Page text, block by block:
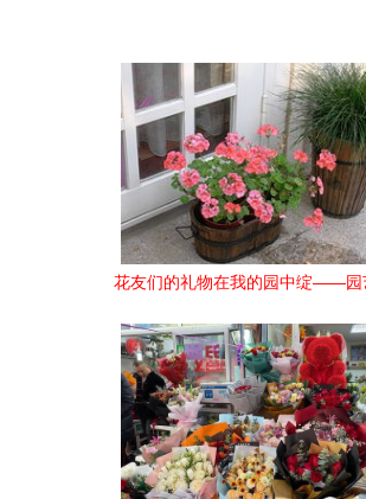
花友们的礼物在我的园中绽——园